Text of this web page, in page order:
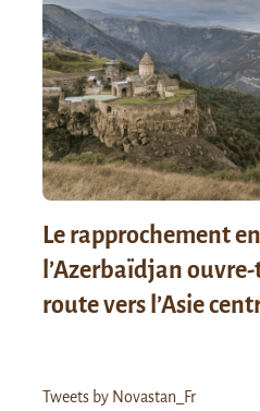
Le rapprochement
l’Azerbaïdjan
route vers l’Asie
Tweets by Novastan_Fr